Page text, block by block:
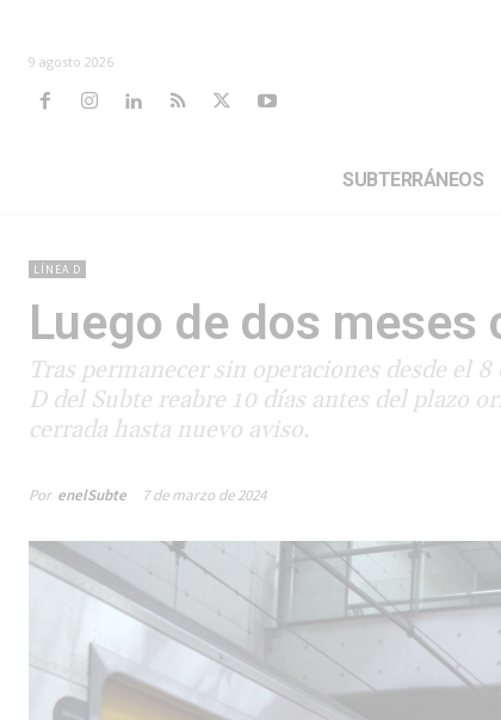
9 agosto 2026
SUBTERRÁNEOS
LÍNEA D
Luego de dos meses
Tras permanecer sin operaciones desde el
D del Subte reabre 10 días antes del plazo
cerrada hasta nuevo aviso.
Por enelSubte 7 de marzo de 2024